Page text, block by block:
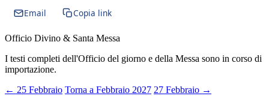
Email Copia link
Officio Divino & Santa Messa
I testi completi dell'Officio del giorno e della Messa sono in corso di
importazione.
← 25 Febbraio Torna a Febbraio 2027 27 Febbraio →